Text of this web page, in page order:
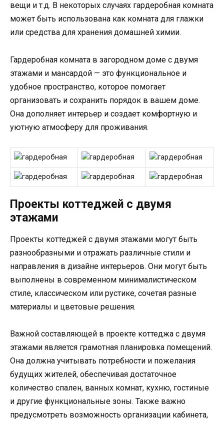
вещи и т.д. В некоторых случаях гардеробная комната
может быть использована как комната для глажки
или средства для хранения домашней химии.
Гардеробная комната в загородном доме с двумя
этажами и мансардой — это функциональное и
удобное пространство, которое помогает
организовать и сохранить порядок в вашем доме.
Она дополняет интерьер и создает комфортную и
уютную атмосферу для проживания.
Проекты коттеджей с двумя
этажами
Проекты коттеджей с двумя этажами могут быть
разнообразными и отражать различные стили и
направления в дизайне интерьеров. Они могут быть
выполнены в современном минималистическом
стиле, классическом или рустике, сочетая разные
материалы и цветовые решения.
Важной составляющей в проекте коттеджа с двумя
этажами является грамотная планировка помещений.
Она должна учитывать потребности и пожелания
будущих жителей, обеспечивая достаточное
количество спален, ванных комнат, кухню, гостиные
и другие функциональные зоны. Также важно
предусмотреть возможность организации кабинета,